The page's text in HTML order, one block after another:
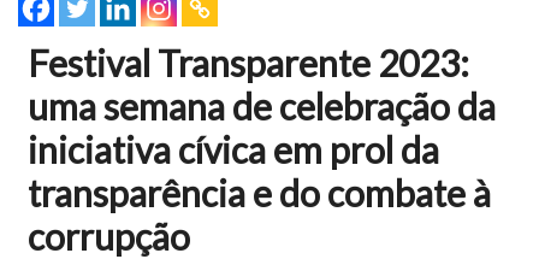
Festival Transparente 2023:
uma semana de celebração da
iniciativa cívica em prol da
transparência e do combate à
corrupção